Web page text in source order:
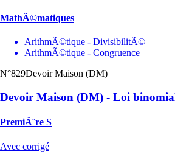
MathÃ©matiques
ArithmÃ©tique - DivisibilitÃ©
ArithmÃ©tique - Congruence
N°829Devoir Maison (DM)
Devoir Maison (DM) - Loi
PremiÃ¨re S
Avec corrigé